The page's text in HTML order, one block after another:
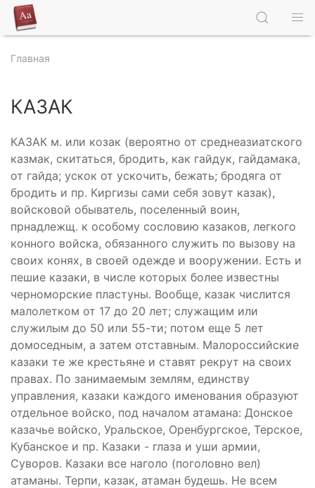
Главная
КАЗАК
КАЗАК м. или козак (вероятно от среднеазиатского
казмак, скитаться, бродить, как гайдук, гайдамака,
от гайда; ускок от ускочить, бежать; бродяга от
бродить и пр. Киргизы сами себя зовут казак),
войсковой обыватель, поселенный воин,
прнадлежщ. к особому сословию казаков, легкого
конного войска, обязанного служить по вызову на
своих конях, в своей одежде и вооружении. Есть и
пешие казаки, в числе которых более известны
черноморские пластуны. Вообще, казак числится
малолетком от 17 до 20 лет; служащим или
служилым до 50 или 55-ти; потом еще 5 лет
домоседным, а затем отставным. Малороссийские
казаки те же крестьяне и ставят рекрут на своих
правах. По занимаемым землям, единству
управления, казаки каждого именования образуют
отдельное войско, под началом атамана: Донское
казачье войско, Уральское, Оренбургское, Терское,
Кубанское и пр. Казаки - глаза и уши армии,
Суворов. Казаки все наголо (поголовно вел)
атаманы. Терпи, казак, атаман будешь. Не всем